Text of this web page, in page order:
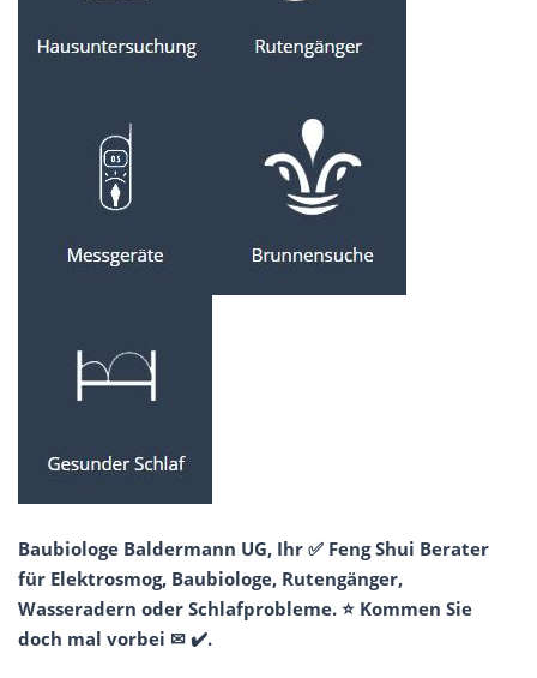
Baubiologe Baldermann UG, Ihr ✅ Feng Shui Berater
für Elektrosmog, Baubiologe, Rutengänger,
Wasseradern oder Schlafprobleme. ⭐ Kommen Sie
doch mal vorbei ✉ ✔️.